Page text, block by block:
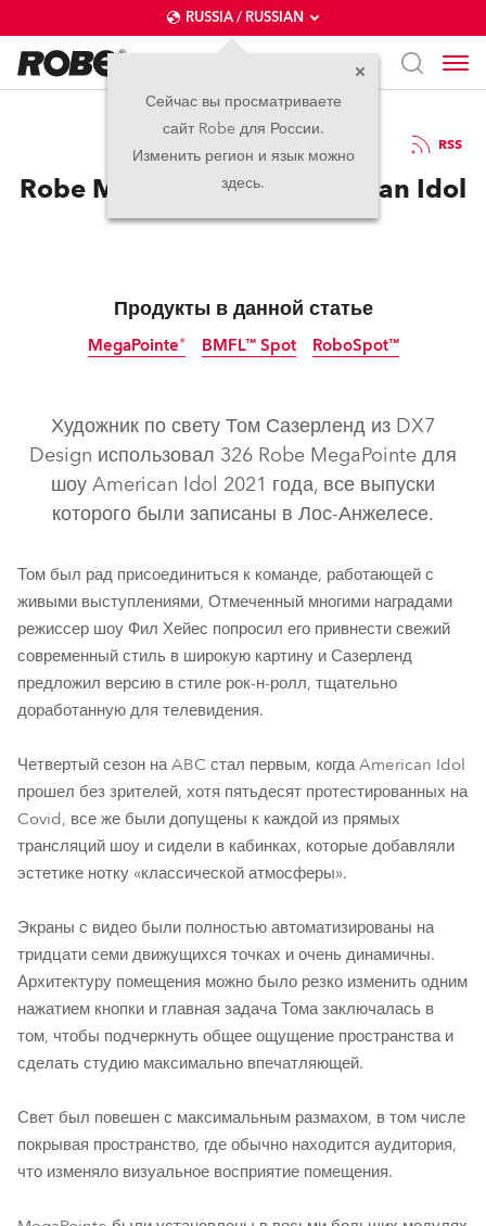
RUSSIA / RUSSIAN
Сейчас вы просматриваете
сайт Robe для России.
Изменить регион и язык можно
здесь.
25.06.2021 RSS
Robe MegaPointe на American Idol
Продукты в данной статье
MegaPointe®
MegaPointe®
BMFL™ Spot
BMFL™ Spot
RoboSpot™
RoboSpot™
Художник по свету Том Сазерленд из DX7
Design использовал 326 Robe MegaPointe для
шоу American Idol 2021 года, все выпуски
которого были записаны в Лос-Анжелесе.
Том был рад присоединиться к команде, работающей с
живыми выступлениями, Отмеченный многими наградами
режиссер шоу Фил Хейес попросил его привнести свежий
современный стиль в широкую картину и Сазерленд
предложил версию в стиле рок-н-ролл, тщательно
доработанную для телевидения.
Четвертый сезон на ABC стал первым, когда American Idol
прошел без зрителей, хотя пятьдесят протестированных на
Covid, все же были допущены к каждой из прямых
трансляций шоу и сидели в кабинках, которые добавляли
эстетике нотку «классической атмосферы».
Экраны с видео были полностью автоматизированы на
тридцати семи движущихся точках и очень динамичны.
Архитектуру помещения можно было резко изменить одним
нажатием кнопки и главная задача Тома заключалась в
том, чтобы подчеркнуть общее ощущение пространства и
сделать студию максимально впечатляющей.
Свет был повешен с максимальным размахом, в том числе
покрывая пространство, где обычно находится аудитория,
что изменяло визуальное восприятие помещения.